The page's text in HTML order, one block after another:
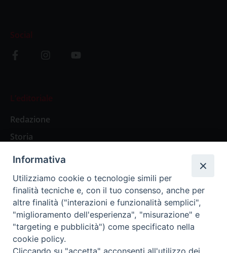
Social
L’editoriale
Redazione
Storia
Abbonamenti
Abbonamento Annuale Digitale
Abbonamento Annuale Cartaceo
Abbonamento Singola Copia Digitale
Informativa
Utilizziamo cookie o tecnologie simili per
finalità tecniche e, con il tuo consenso, anche per
altre finalità ("interazioni e funzionalità semplici",
"miglioramento dell'esperienza", "misurazione" e
"targeting e pubblicità") come specificato nella
cookie policy.